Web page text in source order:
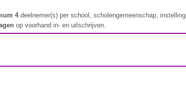
4deelnemer(s) per school, scholengemeenschap,
op voorhand in- en uitschrijven.